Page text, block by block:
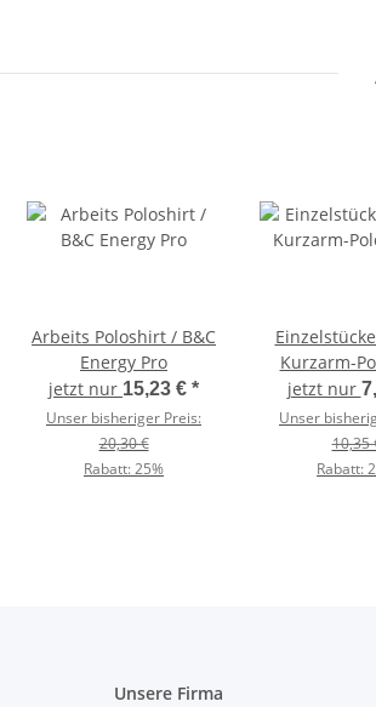
Arbeits Poloshirt / B&C
Energy Pro
jetzt nur 15,23 € *
Unser bisheriger Preis:
20,30 €
Rabatt:25%
Kurzarm-
Kariban
jetzt nur
Unser
10,35
Rabatt:
Unsere Firma